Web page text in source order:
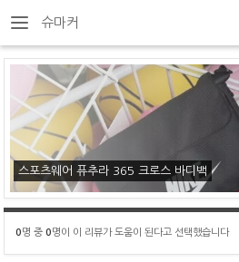
슈마커
스포츠웨어 퓨추라 365 크로스 바디백
0명 중 0명이 이 리뷰가 도움이 된다고 선택했습니다